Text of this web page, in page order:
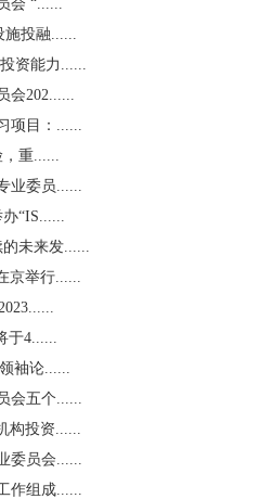
会 “......
施投融......
资能力......
会202......
项目：......
重......
业委员......
“IS......
未来发......
京举行......
于4......
袖论......
会五个......
构投资......
委员会......
作组成......